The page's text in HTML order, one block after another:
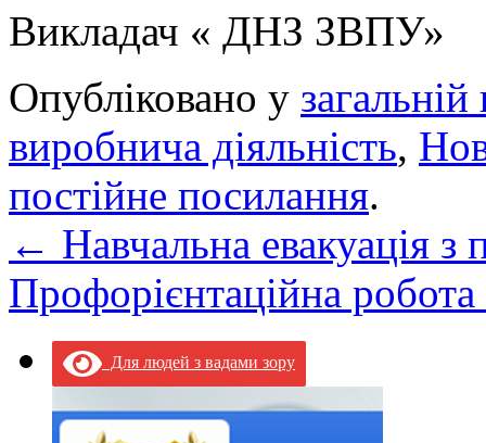
Викладач « ДНЗ
Опубліковано у загальній
виробнича діяльність,
постійне посилання.
← Навчальна евакуація з
Профорієнтаційна робота
Для людей з вадами зору